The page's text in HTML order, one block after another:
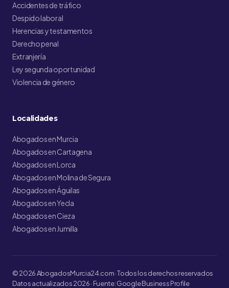
Accidentes de tráfico
Despido laboral
Herencias y testamentos
Derecho penal
Extranjería
Ley segunda oportunidad
Violencia de género
Localidades
Abogados en Murcia
Abogados en Cartagena
Abogados en Lorca
Abogados en Molina de Segura
Abogados en Águilas
Abogados en Yecla
Abogados en Cieza
Abogados en Jumilla
© 2026 AbogadosMurcia24.com · Todos los derechos reservados
Datos actualizados 2026 · Fuente: Google Business Profile